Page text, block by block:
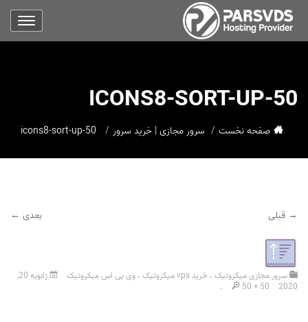
ICONS8-SORT-UP-50
صفحه نخست سرور مجازی | خرید سرور
→ قبلی بعدی ←
سرور مجازی میکروتیک ، خرید vps میکروتیک ، وی پی اس میکروتیک
ژانویه 20,
2020
50 × 50
.